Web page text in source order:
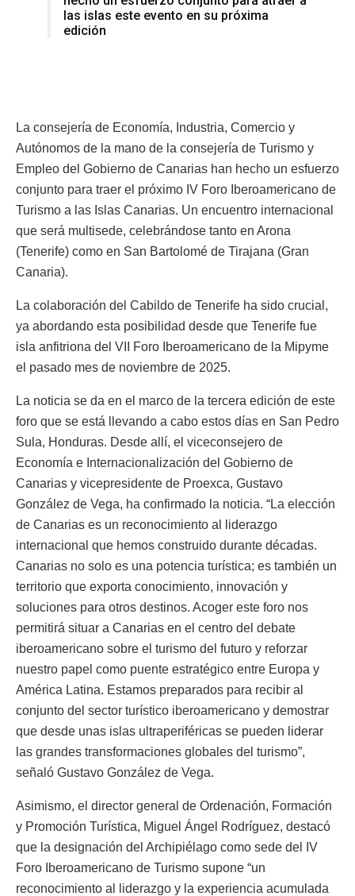
las islas este evento en su próxima
edición
La consejería de Economía, Industria, Comercio y
Autónomos de la mano de la consejería de Turismo y
Empleo del Gobierno de Canarias han hecho un esfuerzo
conjunto para traer el próximo IV Foro Iberoamericano de
Turismo a las Islas Canarias. Un encuentro internacional
que será multisede, celebrándose tanto en Arona
(Tenerife) como en San Bartolomé de Tirajana (Gran
Canaria).
La colaboración del Cabildo de Tenerife ha sido crucial,
ya abordando esta posibilidad desde que Tenerife fue
isla anfitriona del VII Foro Iberoamericano de la Mipyme
el pasado mes de noviembre de 2025.
La noticia se da en el marco de la tercera edición de este
foro que se está llevando a cabo estos días en San Pedro
Sula, Honduras. Desde allí, el viceconsejero de
Economía e Internacionalización del Gobierno de
Canarias y vicepresidente de Proexca, Gustavo
González de Vega, ha confirmado la noticia. “La elección
de Canarias es un reconocimiento al liderazgo
internacional que hemos construido durante décadas.
Canarias no solo es una potencia turística; es también un
territorio que exporta conocimiento, innovación y
soluciones para otros destinos. Acoger este foro nos
permitirá situar a Canarias en el centro del debate
iberoamericano sobre el turismo del futuro y reforzar
nuestro papel como puente estratégico entre Europa y
América Latina. Estamos preparados para recibir al
conjunto del sector turístico iberoamericano y demostrar
que desde unas islas ultraperiféricas se pueden liderar
las grandes transformaciones globales del turismo”,
señaló Gustavo González de Vega.
Asimismo, el director general de Ordenación, Formación
y Promoción Turística, Miguel Ángel Rodríguez, destacó
que la designación del Archipiélago como sede del IV
Foro Iberoamericano de Turismo supone “un
reconocimiento al liderazgo y la experiencia acumulada